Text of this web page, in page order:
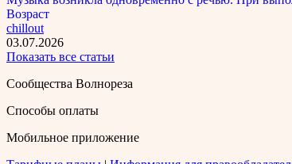
Возраст
chillout
03.07.2026
Показать все статьи
Сообщества Волнореза
Способы оплаты
Мобильное приложение